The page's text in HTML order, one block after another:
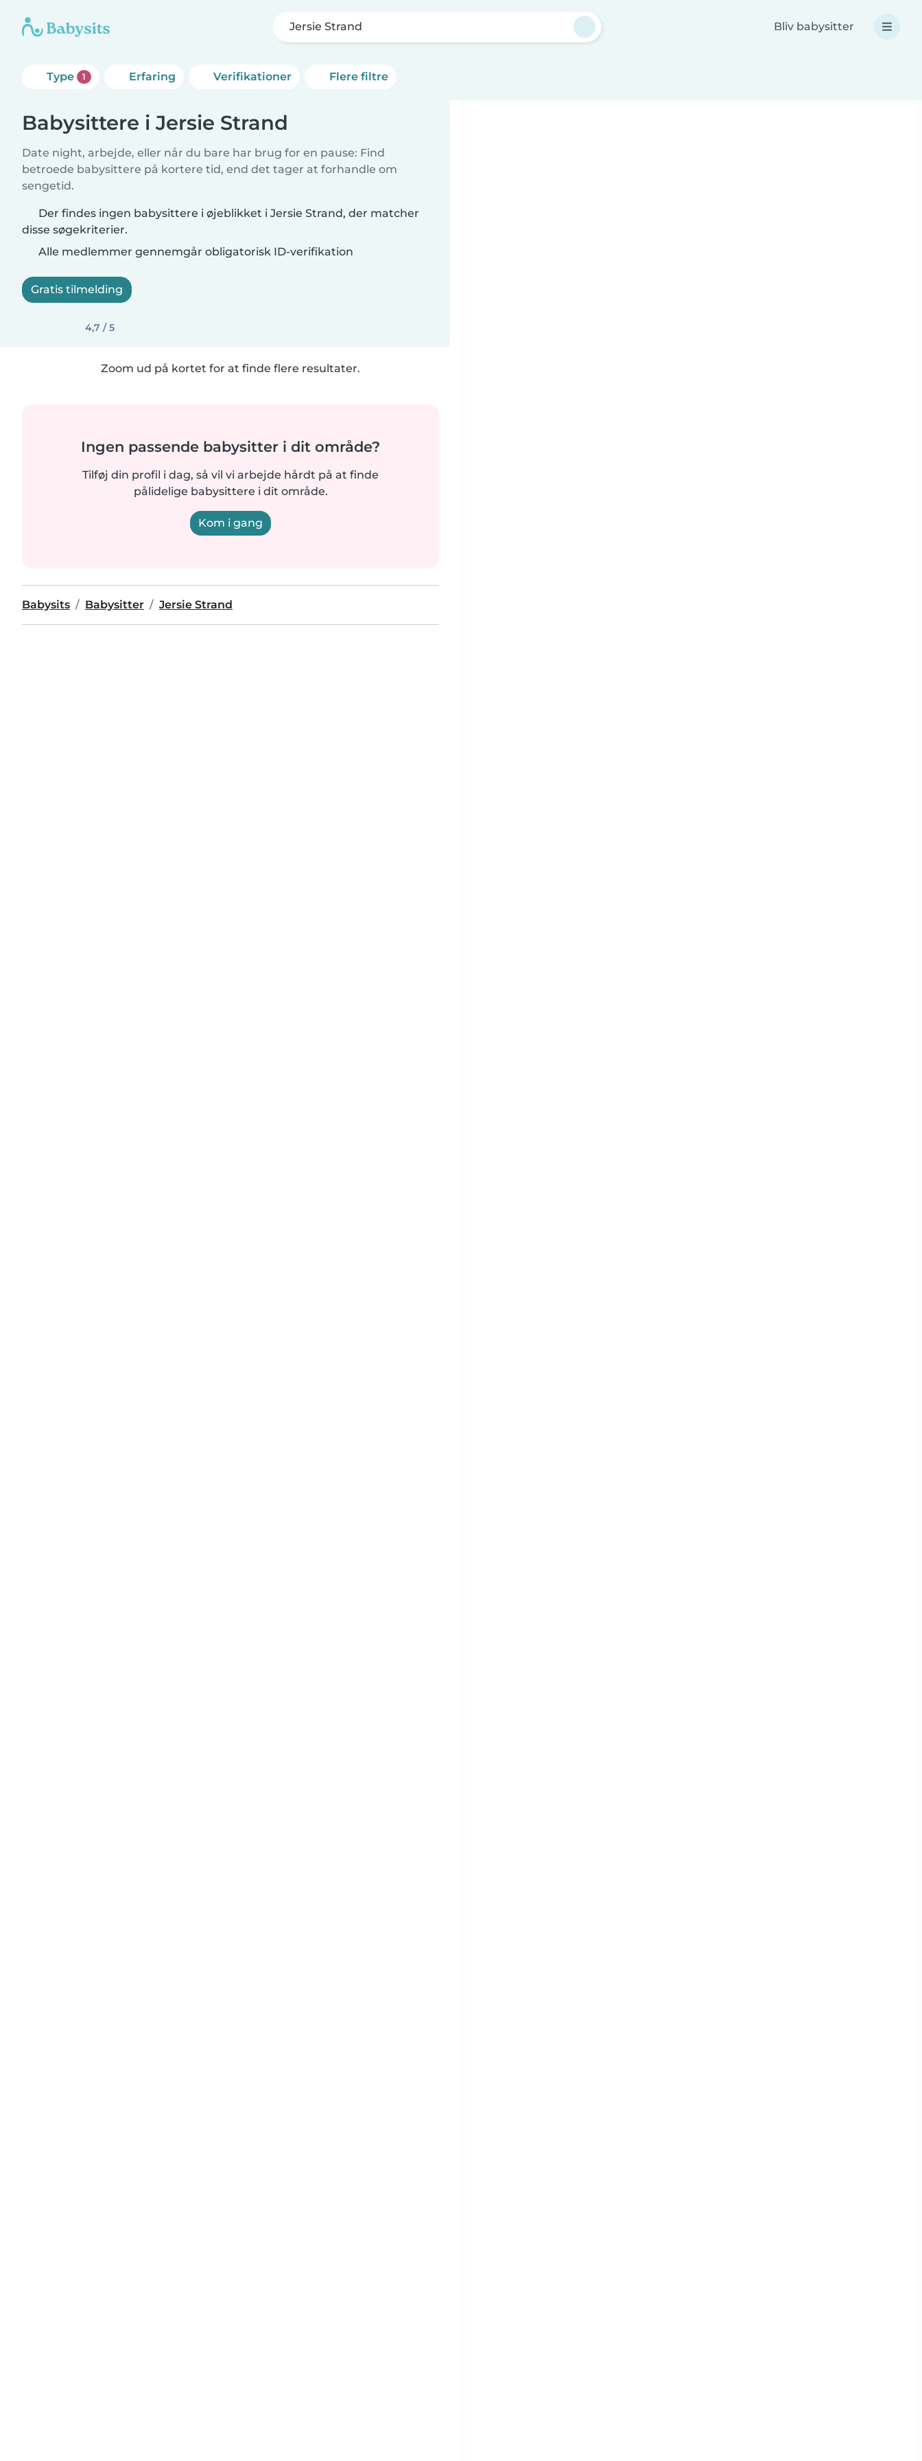
Jersie Strand Bliv babysitter
Type 1 Erfaring Verifikationer Flere filtre
Babysittere i Jersie Strand
Date night, arbejde, eller når du bare har brug for en pause: Find
betroede babysittere på kortere tid, end det tager at forhandle om
sengetid.
Der findes ingen babysittere i øjeblikket i Jersie Strand, der matcher
disse søgekriterier.
Alle medlemmer gennemgår obligatorisk ID-verifikation
Gratis tilmelding
4,7 / 5
Zoom ud på kortet for at finde flere resultater.
Ingen passende babysitter i dit område?
Tilføj din profil i dag, så vil vi arbejde hårdt på at finde
pålidelige babysittere i dit område.
Kom i gang
Babysits Babysitter Jersie Strand